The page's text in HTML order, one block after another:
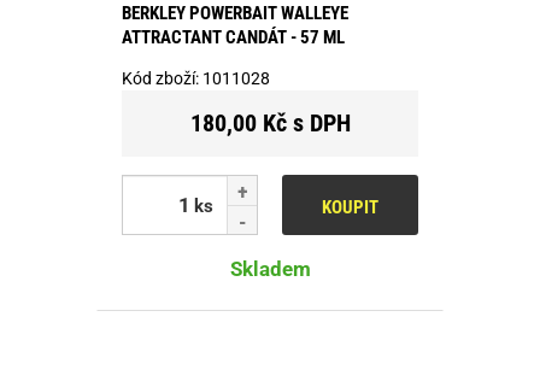
BERKLEY POWERBAIT WALLEYE
ATTRACTANT CANDÁT - 57 ML
Kód zboží: 1011028
180,00 Kč s DPH
ks KOUPIT
Skladem